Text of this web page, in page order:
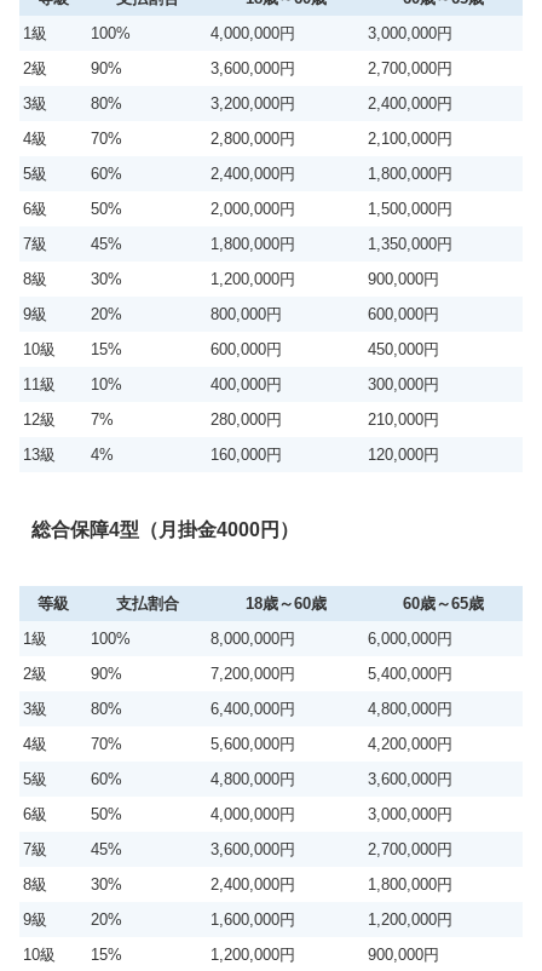
1級
100% 4,000,000円
3,000,000円
2級
90% 3,600,000円
2,700,000円
3級
80% 3,200,000円
2,400,000円
4級
70% 2,800,000円
2,100,000円
5級
60% 2,400,000円
1,800,000円
6級
50% 2,000,000円
1,500,000円
7級
45% 1,800,000円
1,350,000円
8級
30% 1,200,000円
900,000円
9級
20% 800,000円
600,000円
10級
15% 600,000円
450,000円
11級
10% 400,000円
300,000円
12級
7% 280,000円
210,000円
13級
4% 160,000円 120,000円
総合保障4型（月掛金4000円）
等級 支払割合 18歳～60歳
60歳～65歳
1級
100% 8,000,000円
6,000,000円
2級
90% 7,200,000円
5,400,000円
3級
80% 6,400,000円
4,800,000円
4級
70% 5,600,000円
4,200,000円
5級
60% 4,800,000円
3,600,000円
6級
50% 4,000,000円
3,000,000円
7級
45% 3,600,000円
2,700,000円
8級
30% 2,400,000円
1,800,000円
9級
20% 1,600,000円
1,200,000円
10級
15% 1,200,000円
900,000円